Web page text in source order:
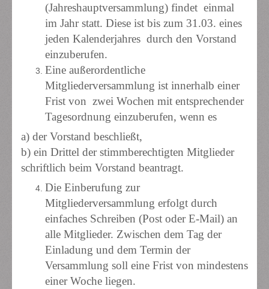
(Jahreshauptversammlung) findet einmal
im Jahr statt. Diese ist bis zum 31.03. eines
jeden Kalenderjahres durch den Vorstand
einzuberufen.
Eine außerordentliche
Mitgliederversammlung ist innerhalb einer
Frist von zwei Wochen mit entsprechender
Tagesordnung einzuberufen, wenn es
a) der Vorstand beschließt,
b) ein Drittel der stimmberechtigten Mitglieder
schriftlich beim Vorstand beantragt.
Die Einberufung zur
Mitgliederversammlung erfolgt durch
einfaches Schreiben (Post oder E-Mail) an
alle Mitglieder. Zwischen dem Tag der
Einladung und dem Termin der
Versammlung soll eine Frist von mindestens
einer Woche liegen.